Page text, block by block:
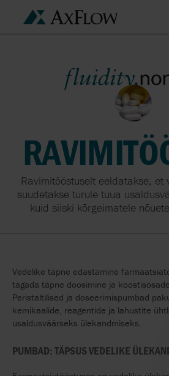
Ravimitööstuselt eeldatakse, et
suudetakse turule tuua
kuid siiski kõrgeimatele
Vedelike täpne edastamine
tagada täpne doosimine ja
Peristaltilised ja doseerimispumbad
kemikaalide, reagentide ja lahustite
usaldusväärseks ülekandmiseks.
PUMBAD: TÄPSUS VEDELIKE